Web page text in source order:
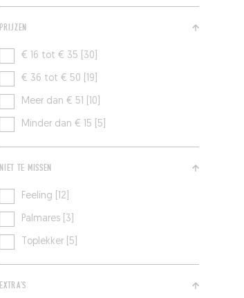
PRIJZEN
€ 16 tot € 35 [30]
€ 36 tot € 50 [19]
Meer dan € 51 [10]
Minder dan € 15 [5]
NIET TE MISSEN
Feeling [12]
Palmares [3]
Toplekker [5]
EXTRA'S